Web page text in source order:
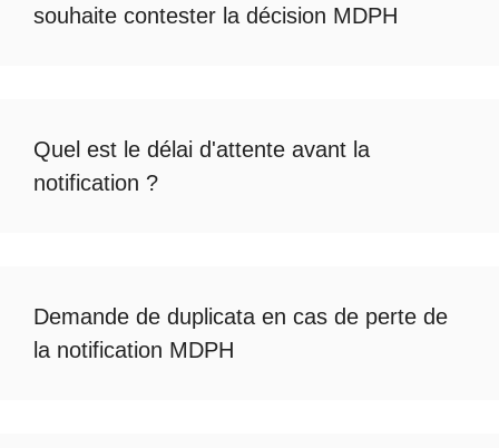
souhaite contester la décision MDPH
Quel est le délai d'attente avant la
notification ?
Demande de duplicata en cas de perte de
la notification MDPH